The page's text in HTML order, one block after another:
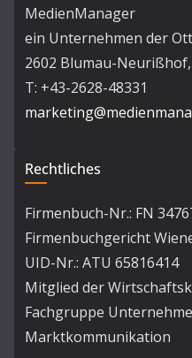
MedienManager
ein Unternehmen der
2602 Blumau-
T: +43-2628-48331
Rechtliches
Firmenbuch-Nr.: FN
Firmenbuchgericht
UID-Nr.: ATU 65816414
Mitglied der
Fachgruppe
Marktkommunikation